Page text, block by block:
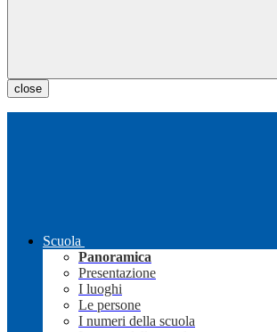
close
Scuola
Panoramica
Presentazione
I luoghi
Le persone
I numeri della scuola